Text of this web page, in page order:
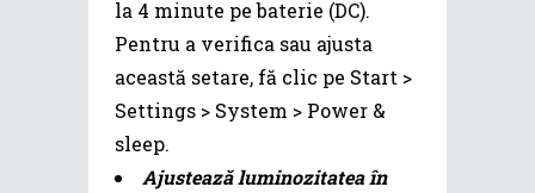
la 4 minute pe baterie (DC).
Pentru a verifica sau ajusta
această setare, fă clic pe Start >
Settings > System > Power &
sleep.
Ajustează luminozitatea în